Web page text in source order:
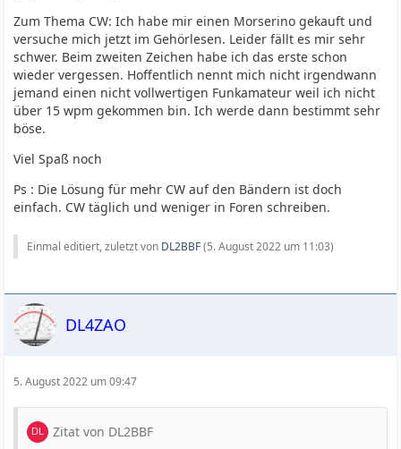
Zum Thema CW: Ich habe mir einen Morserino gekauft und
versuche mich jetzt im Gehörlesen. Leider fällt es mir sehr
schwer. Beim zweiten Zeichen habe ich das erste schon
wieder vergessen. Hoffentlich nennt mich nicht irgendwann
jemand einen nicht vollwertigen Funkamateur weil ich nicht
über 15 wpm gekommen bin. Ich werde dann bestimmt sehr
böse.
Viel Spaß noch
Ps : Die Lösung für mehr CW auf den Bändern ist doch
einfach. CW täglich und weniger in Foren schreiben.
Einmal editiert, zuletzt von DL2BBF(5. August 2022 um 11:03)
DL4ZAO
5. August 2022 um 09:47
Zitat von DL2BBF